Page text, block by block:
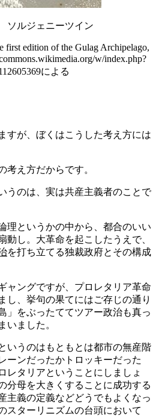
ソルジェニーツイン
first edition of the Gulag Archipelago,
w/index.php?
による
すが、ぼくはこうした考え方には
考え方だからです。
うのは、実は共産主義者のことで
理というかの中から、都合のいい
動し。大革命を起こしたうえで、
を打ち立てる独裁政府とその構成
ャングですが、プロレタリア革命
し、挙句の果てにはご存じの通り
」をぶったててツアー政治も真っ
いました。
いうのはもともとは都市の無産階
ーンだったかトロッキーだった
レタリアということにしましょ
分母を大きくすることに成功する
主義の定義などどうでもよくなっ
スターリニズムの台頭において